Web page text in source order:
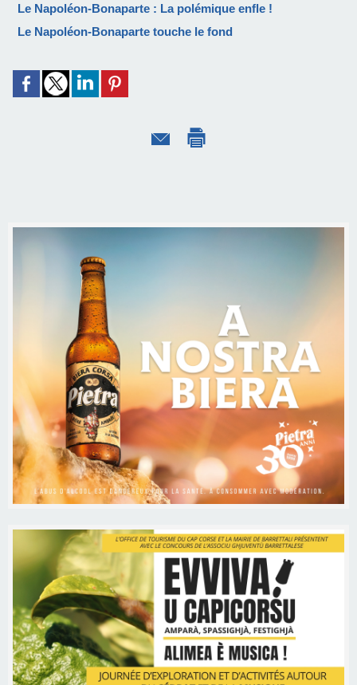
Le Napoléon-Bonaparte : La polémique enfle !
Le Napoléon-Bonaparte touche le fond